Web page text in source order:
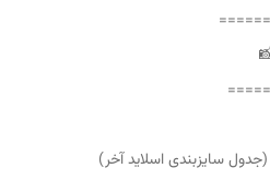
سایزبندی اسلاید آخر)